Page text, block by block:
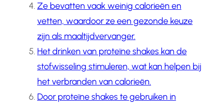
Ze bevatten vaak weinig calorieën en
vetten, waardoor ze een gezonde keuze
zijn als maaltijdvervanger.
Het drinken van proteïne shakes kan de
stofwisseling stimuleren, wat kan helpen bij
het verbranden van calorieën.
Door proteïne shakes te gebruiken in